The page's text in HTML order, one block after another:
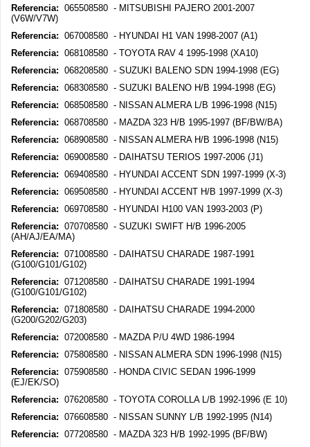
Referencia: 065508580 - MITSUBISHI PAJERO 2001-2007
(V6W/V7W)
Referencia: 067008580 - HYUNDAI H1 VAN 1998-2007 (A1)
Referencia: 068108580 - TOYOTA RAV 4 1995-1998 (XA10)
Referencia: 068208580 - SUZUKI BALENO SDN 1994-1998 (EG)
Referencia: 068308580 - SUZUKI BALENO H/B 1994-1998 (EG)
Referencia: 068508580 - NISSAN ALMERA L/B 1996-1998 (N15)
Referencia: 068708580 - MAZDA 323 H/B 1995-1997 (BF/BW/BA)
Referencia: 068908580 - NISSAN ALMERA H/B 1996-1998 (N15)
Referencia: 069008580 - DAIHATSU TERIOS 1997-2006 (J1)
Referencia: 069408580 - HYUNDAI ACCENT SDN 1997-1999 (X-3)
Referencia: 069508580 - HYUNDAI ACCENT H/B 1997-1999 (X-3)
Referencia: 069708580 - HYUNDAI H100 VAN 1993-2003 (P)
Referencia: 070708580 - SUZUKI SWIFT H/B 1996-2005
(AH/AJ/EA/MA)
Referencia: 071008580 - DAIHATSU CHARADE 1987-1991
(G100/G101/G102)
Referencia: 071208580 - DAIHATSU CHARADE 1991-1994
(G100/G101/G102)
Referencia: 071808580 - DAIHATSU CHARADE 1994-2000
(G200/G202/G203)
Referencia: 072008580 - MAZDA P/U 4WD 1986-1994
Referencia: 075808580 - NISSAN ALMERA SDN 1996-1998 (N15)
Referencia: 075908580 - HONDA CIVIC SEDAN 1996-1999
(EJ/EK/SO)
Referencia: 076208580 - TOYOTA COROLLA L/B 1992-1996 (E 10)
Referencia: 076608580 - NISSAN SUNNY L/B 1992-1995 (N14)
Referencia: 077208580 - MAZDA 323 H/B 1992-1995 (BF/BW)